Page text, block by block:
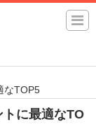
なTOP5
に最適なTO